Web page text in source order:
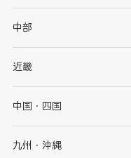
岩手県
秋田県
茨城県
群馬県
千葉県
中部
新潟県
石川県
山梨県
近畿
大阪府
京都府
中国・四国
鳥取県
九州・沖縄